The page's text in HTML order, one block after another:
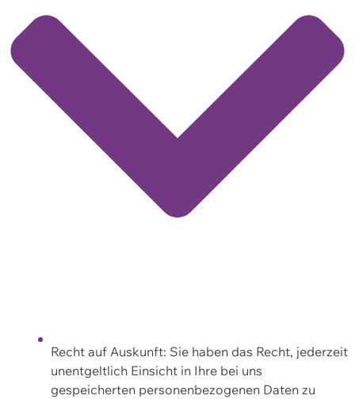
Recht auf Auskunft: Sie haben das Recht, jederzeit
unentgeltlich Einsicht in Ihre bei uns
gespeicherten personenbezogenen Daten zu